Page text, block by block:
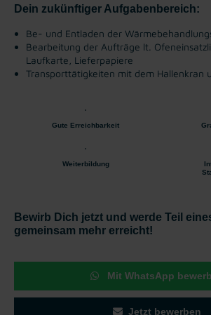
Dein zukünftiger Aufgabenbereich:
Be- und Entladen der
Bearbeitung der Aufträge lt.
Laufkarte, Lieferpapiere
Transporttätigkeiten mit dem Hallenkran
Gute Erreichbarkeit
Weiterbildung
Bewirb Dich jetzt und werde Teil
gemeinsam mehr erreicht!
Mit WhatsApp
Jetzt bewerben